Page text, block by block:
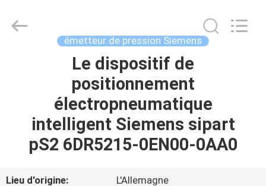
MAISON
PRODUITS
À
INDUSTRY
émetteur de pression Siemens
Le dispositif de
positionnement
électropneumatique
intelligent Siemens sipart
pS2 6DR5215-0EN00-0AA0
Lieu d'origine:
L'Allemagne